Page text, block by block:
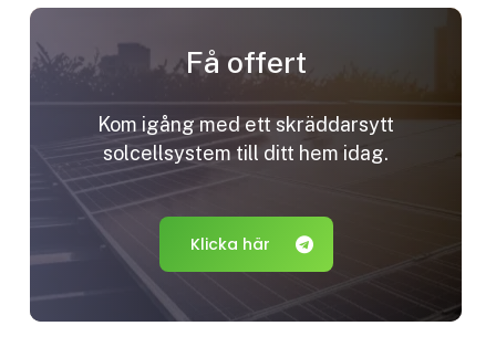
Få offert
Kom igång med ett skräddarsytt
solcellsystem till ditt hem idag.
Klicka här